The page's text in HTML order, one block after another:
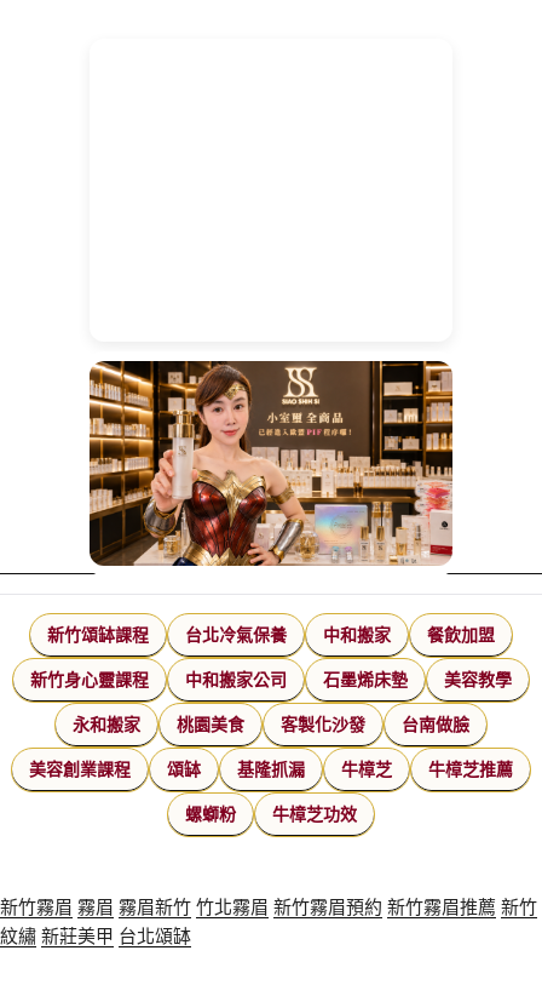
新竹頌缽課程 台北冷氣保養 中和搬家 餐飲加盟
新竹身心靈課程 中和搬家公司 石墨烯床墊 美容教學
永和搬家 桃園美食 客製化沙發 台南做臉
美容創業課程 頌缽 基隆抓漏 牛樟芝 牛樟芝推薦
螺螄粉 牛樟芝功效
新竹霧眉 霧眉 霧眉新竹竹北霧眉 新竹霧眉預約 新竹霧眉推薦 新竹
紋繡新莊美甲 台北頌缽